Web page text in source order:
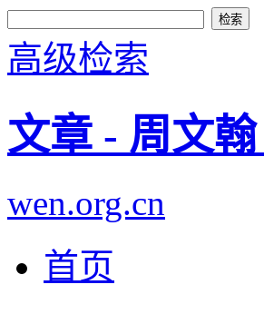
高级检索
文章 - 周文
wen.org.cn
首页